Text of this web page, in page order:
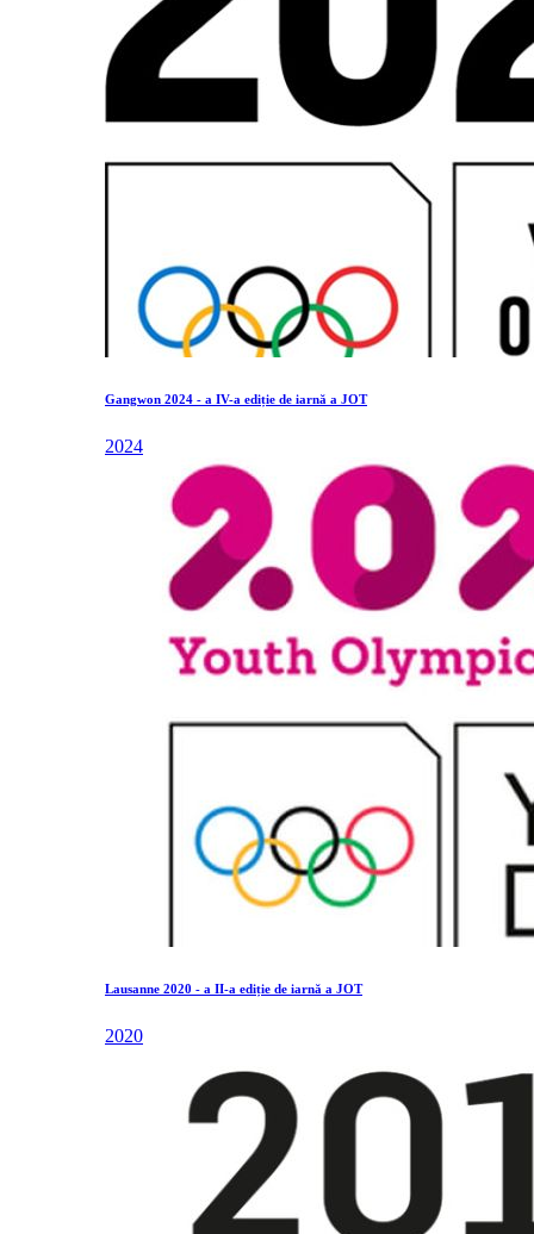
Gangwon 2024 - a IV-a ediție de iarnă a JOT
2024
Lausanne 2020 - a II-a ediție de iarnă a JOT
2020